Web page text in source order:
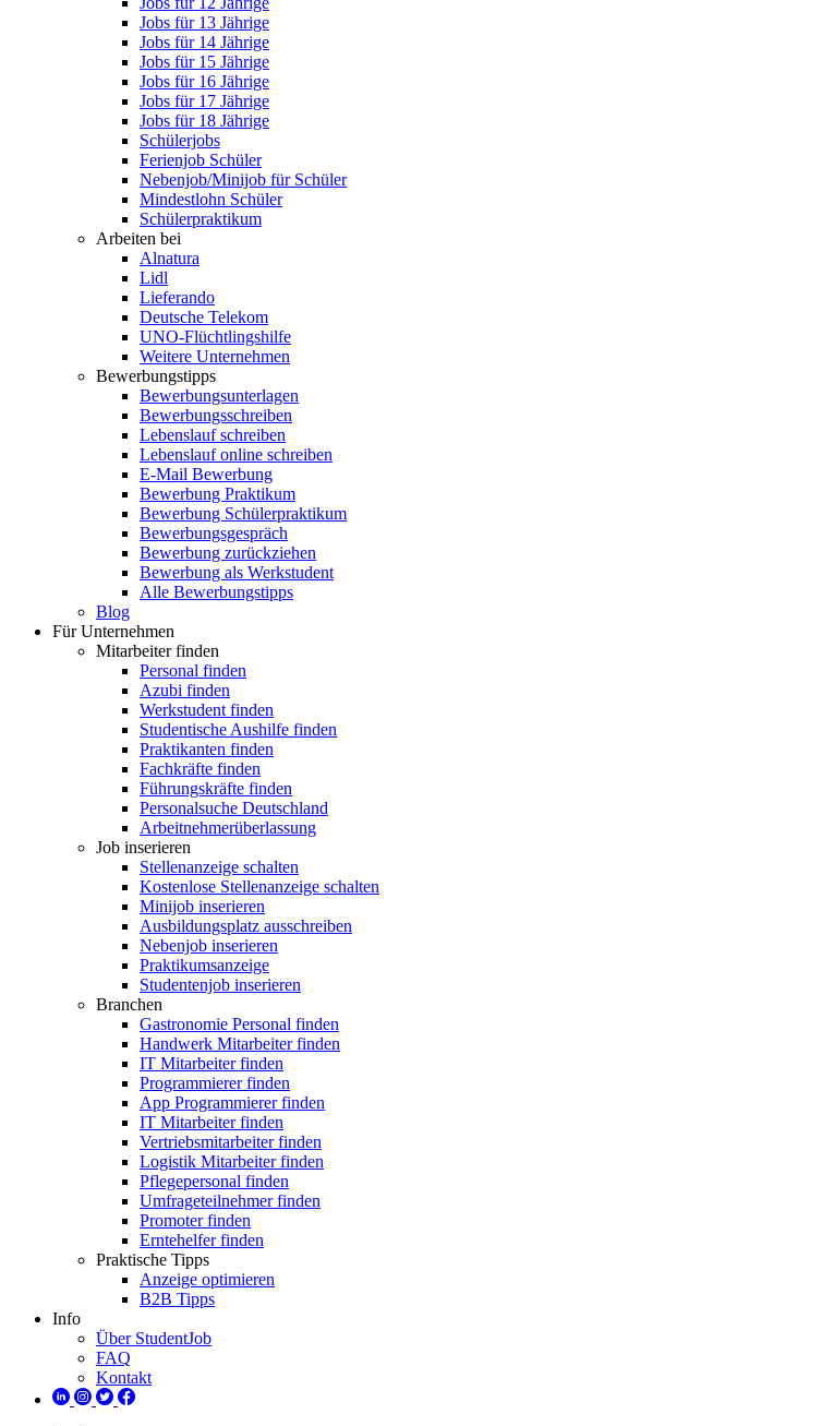
Jobs für 13 Jährige
Jobs für 14 Jährige
Jobs für 15 Jährige
Jobs für 16 Jährige
Jobs für 17 Jährige
Jobs für 18 Jährige
Schülerjobs
Ferienjob Schüler
Nebenjob/Minijob für Schüler
Mindestlohn Schüler
Schülerpraktikum
Arbeiten bei
Alnatura
Lidl
Lieferando
Deutsche Telekom
UNO-Flüchtlingshilfe
Weitere Unternehmen
Bewerbungstipps
Bewerbungsunterlagen
Bewerbungsschreiben
Lebenslauf schreiben
Lebenslauf online schreiben
E-Mail Bewerbung
Bewerbung Praktikum
Bewerbung Schülerpraktikum
Bewerbungsgespräch
Bewerbung zurückziehen
Bewerbung als Werkstudent
Alle Bewerbungstipps
Blog
Für Unternehmen
Mitarbeiter finden
Personal finden
Azubi finden
Werkstudent finden
Studentische Aushilfe finden
Praktikanten finden
Fachkräfte finden
Führungskräfte finden
Personalsuche Deutschland
Arbeitnehmerüberlassung
Job inserieren
Stellenanzeige schalten
Kostenlose Stellenanzeige schalten
Minijob inserieren
Ausbildungsplatz ausschreiben
Nebenjob inserieren
Praktikumsanzeige
Studentenjob inserieren
Branchen
Gastronomie Personal finden
Handwerk Mitarbeiter finden
IT Mitarbeiter finden
Programmierer finden
App Programmierer finden
IT Mitarbeiter finden
Vertriebsmitarbeiter finden
Logistik Mitarbeiter finden
Pflegepersonal finden
Umfrageteilnehmer finden
Promoter finden
Erntehelfer finden
Praktische Tipps
Anzeige optimieren
B2B Tipps
Info
Über StudentJob
FAQ
Kontakt